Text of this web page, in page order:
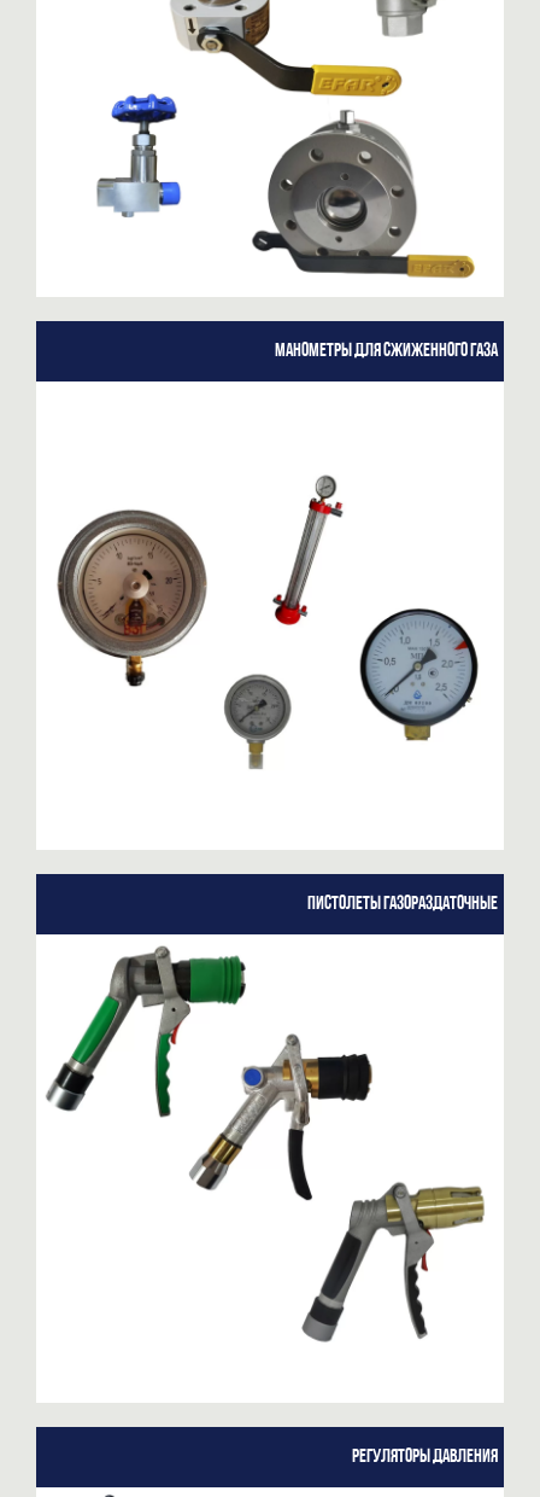
Манометры для сжиженного газа
Пистолеты газораздаточные
Регуляторы давления